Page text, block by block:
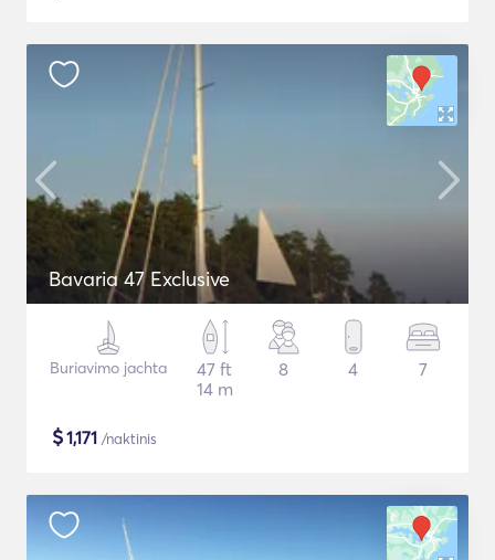
Bavaria 47 Exclusive
Buriavimo jachta
47 ft
14 m
8 4 7
$1,171 /naktinis